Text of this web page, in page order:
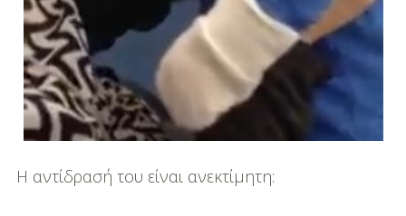
Η αντίδρασή του είναι ανεκτίμητη: